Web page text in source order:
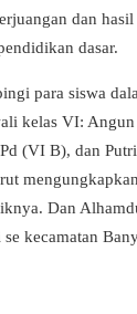
dan
dasar.
para siswa
kelas VI:
(VI B), dan
Dan
kecamatan